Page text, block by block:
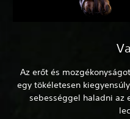
Az erőt és
egy tökéletesen
sebességgel haladni az